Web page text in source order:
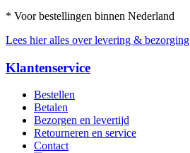
* Voor bestellingen binnen Nederland
Lees hier alles over levering & bezorging
Klantenservice
Bestellen
Betalen
Bezorgen en levertijd
Retourneren en service
Contact